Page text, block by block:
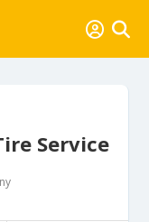
Service